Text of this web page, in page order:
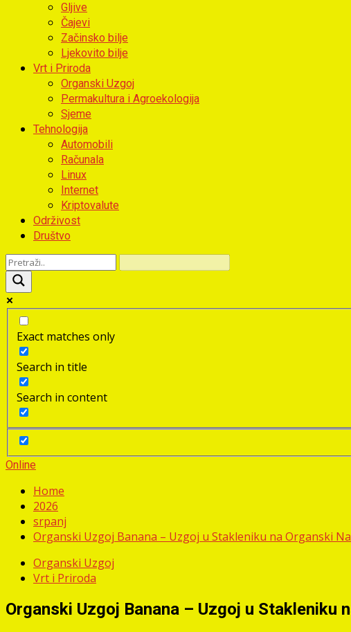
Gljive
Čajevi
Začinsko bilje
Ljekovito bilje
Vrt i Priroda
Organski Uzgoj
Permakultura i Agroekologija
Sjeme
Tehnologija
Automobili
Računala
Linux
Internet
Kriptovalute
Održivost
Društvo
Exact matches only
Search in title
Search in content
Online
Home
2026
srpanj
Organski Uzgoj Banana – Uzgoj u Stakleniku na Organski
Organski Uzgoj
Vrt i Priroda
Organski Uzgoj Banana – Uzgoj u Stakleniku